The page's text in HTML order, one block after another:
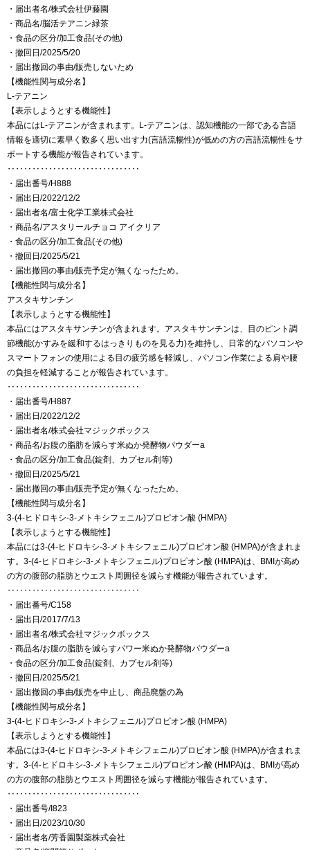
・届出者名/株式会社伊藤園
・商品名/脳活テアニン緑茶
・食品の区分/加工食品(その他)
・撤回日/2025/5/20
・届出撤回の事由/販売しないため
【機能性関与成分名】
L-テアニン
【表示しようとする機能性】
本品にはL-テアニンが含まれます。L-テアニンは、認知機能の一部である言語
情報を適切に素早く数多く思い出す力(言語流暢性)が低めの方の言語流暢性をサ
ポートする機能が報告されています。
‥‥‥‥‥‥‥‥‥‥‥‥‥‥‥‥
・届出番号/H888
・届出日/2022/12/2
・届出者名/富士化学工業株式会社
・商品名/アスタリールチョコ アイクリア
・食品の区分/加工食品(その他)
・撤回日/2025/5/21
・届出撤回の事由/販売予定が無くなったため。
【機能性関与成分名】
アスタキサンチン
【表示しようとする機能性】
本品にはアスタキサンチンが含まれます。アスタキサンチンは、目のピント調
節機能(かすみを緩和するはっきりものを見る力)を維持し、日常的なパソコンや
スマートフォンの使用による目の疲労感を軽減し、パソコン作業による肩や腰
の負担を軽減することが報告されています。
‥‥‥‥‥‥‥‥‥‥‥‥‥‥‥‥
・届出番号/H887
・届出日/2022/12/2
・届出者名/株式会社マジックボックス
・商品名/お腹の脂肪を減らす米ぬか発酵物パウダーa
・食品の区分/加工食品(錠剤、カプセル剤等)
・撤回日/2025/5/21
・届出撤回の事由/販売予定が無くなったため。
【機能性関与成分名】
3-(4-ヒドロキシ-3-メトキシフェニル)プロピオン酸 (HMPA)
【表示しようとする機能性】
本品には3-(4-ヒドロキシ-3-メトキシフェニル)プロピオン酸 (HMPA)が含まれま
す。3-(4-ヒドロキシ-3-メトキシフェニル)プロピオン酸 (HMPA)は、BMIが高め
の方の腹部の脂肪とウエスト周囲径を減らす機能が報告されています。
‥‥‥‥‥‥‥‥‥‥‥‥‥‥‥‥
・届出番号/C158
・届出日/2017/7/13
・届出者名/株式会社マジックボックス
・商品名/お腹の脂肪を減らすパワー米ぬか発酵物パウダーa
・食品の区分/加工食品(錠剤、カプセル剤等)
・撤回日/2025/5/21
・届出撤回の事由/販売を中止し、商品廃盤の為
【機能性関与成分名】
3-(4-ヒドロキシ-3-メトキシフェニル)プロピオン酸 (HMPA)
【表示しようとする機能性】
本品には3-(4-ヒドロキシ-3-メトキシフェニル)プロピオン酸 (HMPA)が含まれま
す。3-(4-ヒドロキシ-3-メトキシフェニル)プロピオン酸 (HMPA)は、BMIが高め
の方の腹部の脂肪とウエスト周囲径を減らす機能が報告されています。
‥‥‥‥‥‥‥‥‥‥‥‥‥‥‥‥
・届出番号/I823
・届出日/2023/10/30
・届出者名/芳香園製薬株式会社